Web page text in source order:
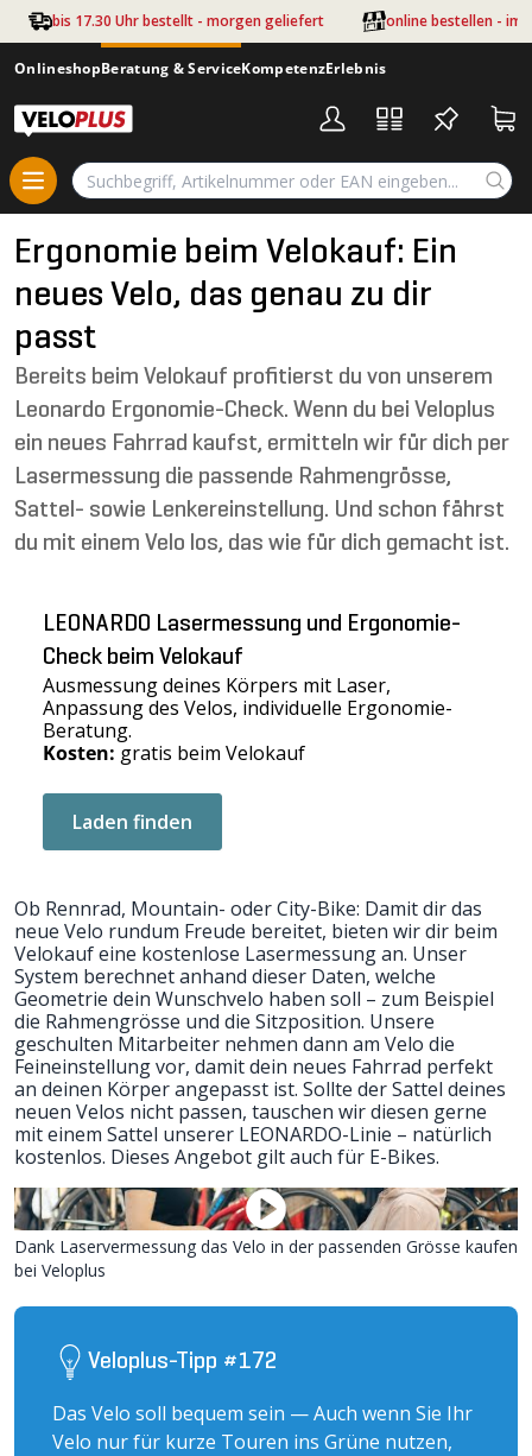
Zum Hauptinhalt springen
bis 17.30 Uhr bestellt - morgen geliefert online bestellen - im
OnlineshopBeratung & ServiceKompetenzErlebnis
Ergonomie beim Velokauf: Ein
neues Velo, das genau zu dir
passt
Bereits beim Velokauf profitierst du von unserem
Leonardo Ergonomie-Check. Wenn du bei Veloplus
ein neues Fahrrad kaufst, ermitteln wir für dich per
Lasermessung die passende Rahmengrösse,
Sattel- sowie Lenkereinstellung. Und schon fährst
du mit einem Velo los, das wie für dich gemacht ist.
LEONARDO Lasermessung und Ergonomie-
Check beim Velokauf
Ausmessung deines Körpers mit Laser,
Anpassung des Velos, individuelle Ergonomie-
Beratung.
Kosten: gratis beim Velokauf
Laden finden
Ob Rennrad, Mountain- oder City-Bike: Damit dir das
neue Velo rundum Freude bereitet, bieten wir dir beim
Velokauf eine kostenlose Lasermessung an. Unser
System berechnet anhand dieser Daten, welche
Geometrie dein Wunschvelo haben soll – zum Beispiel
die Rahmengrösse und die Sitzposition. Unsere
geschulten Mitarbeiter nehmen dann am Velo die
Feineinstellung vor, damit dein neues Fahrrad perfekt
an deinen Körper angepasst ist. Sollte der Sattel deines
neuen Velos nicht passen, tauschen wir diesen gerne
mit einem Sattel unserer LEONARDO-Linie – natürlich
kostenlos. Dieses Angebot gilt auch für E-Bikes.
Dank Laservermessung das Velo in der passenden Grösse kaufen
bei Veloplus
Veloplus-Tipp #172
Das Velo soll bequem sein — Auch wenn Sie Ihr
Velo nur für kurze Touren ins Grüne nutzen,